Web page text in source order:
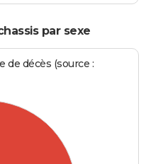
par sexe
décès (source :